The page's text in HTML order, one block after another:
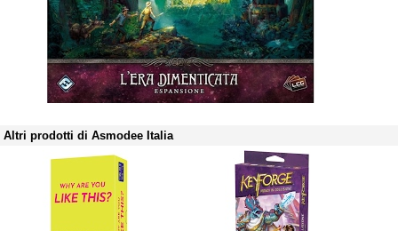
Altri prodotti di Asmodee Italia